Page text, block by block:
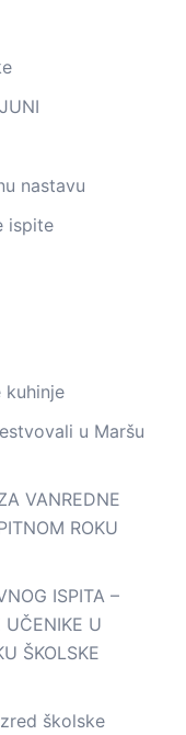
nastavu
ispite
kuhinje
u Maršu
VANREDNE
ROKU
ISPITA –
UČENIKE U
ŠKOLSKE
školske